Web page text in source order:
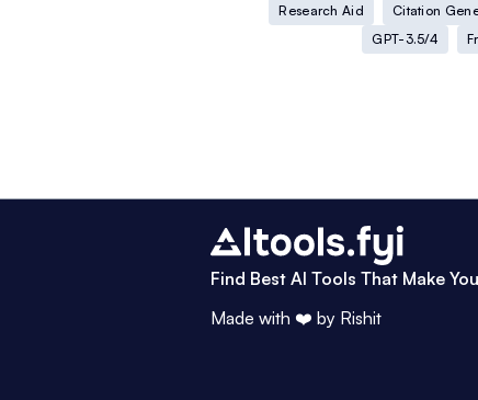
Research Aid
Citation
GPT-3.5/4
Find Best AI Tools That Make
Made with ❤️ by Rishit